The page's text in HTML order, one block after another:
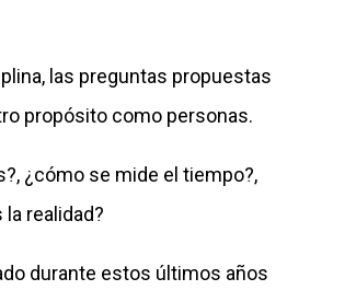
las preguntas propuestas
propósito como personas.
¿cómo se mide el tiempo?,
realidad?
durante estos últimos años